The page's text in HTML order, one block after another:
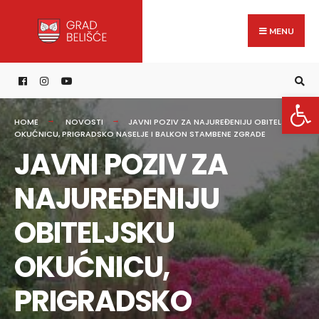
content
MENU
HOME NOVOSTI
JAVNI POZIV ZA NAJUREĐENIJU OBITELJSKU
OKUĆNICU, PRIGRADSKO NASELJE I BALKON STAMBENE ZGRADE
JAVNI POZIV ZA
NAJUREĐENIJU
OBITELJSKU
OKUĆNICU,
PRIGRADSKO
for: